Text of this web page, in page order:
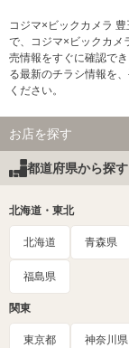
コジマ×ビックカメラ
で、コジマ×ビックカメ
売情報をすぐに確認で
る最新のチラシ情報を
ください。
お店を探す
都道府県から探す
北海道・東北
北海道 青森県
福島県
関東
東京都 神奈川県